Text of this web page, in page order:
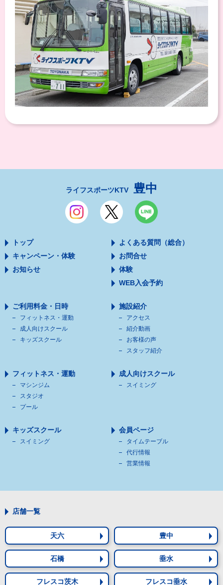
ライフスポーツKTV 豊中
トップ
キャンペーン・体験
お知らせ
よくある質問（総合）
お問合せ
体験
WEB入会予約
ご利用料金・日時
フィットネス・運動
成人向けスクール
キッズスクール
施設紹介
アクセス
紹介動画
お客様の声
スタッフ紹介
フィットネス・運動
マシンジム
スタジオ
プール
成人向けスクール
スイミング
キッズスクール
スイミング
会員ページ
タイムテーブル
代行情報
営業情報
店舗一覧
天六 豊中
石橋 垂水
フレスコ茨木 フレスコ垂水